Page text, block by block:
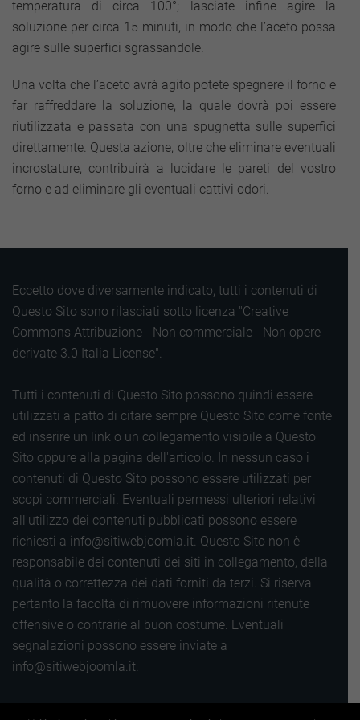
temperatura di circa 100°; lasciate infine agire la
soluzione per circa 15 minuti, in modo che l’aceto possa
agire sulle superfici sgrassandole.
Una volta che l’aceto avrà agito potete spegnere il forno e
far raffreddare la soluzione, la quale dovrà poi essere
riutilizzata e passata con una spugnetta sulle superfici
direttamente. Questa azione, oltre che eliminare eventuali
incrostature, contribuirà a lucidare le pareti del vostro
forno e ad eliminare gli eventuali cattivi odori.
Eccetto dove diversamente indicato, tutti i contenuti di
Questo Sito sono rilasciati sotto licenza "Creative
Commons Attribuzione - Non commerciale - Non opere
derivate 3.0 Italia License".
Tutti i contenuti di Questo Sito possono quindi essere
utilizzati a patto di citare sempre Questo Sito come fonte
ed inserire un link o un collegamento visibile a Questo
Sito oppure alla pagina dell'articolo. In nessun caso i
contenuti di Questo Sito possono essere utilizzati per
scopi commerciali. Eventuali permessi ulteriori relativi
all'utilizzo dei contenuti pubblicati possono essere
richiesti a info@sitiwebjoomla.it. Questo Sito non è
responsabile dei contenuti dei siti in collegamento, della
qualità o correttezza dei dati forniti da terzi. Si riserva
pertanto la facoltà di rimuovere informazioni ritenute
offensive o contrarie al buon costume. Eventuali
segnalazioni possono essere inviate a
info@sitiwebjoomla.it.